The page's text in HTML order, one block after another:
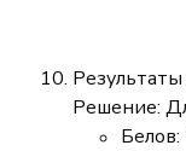
Решение:
Белов: